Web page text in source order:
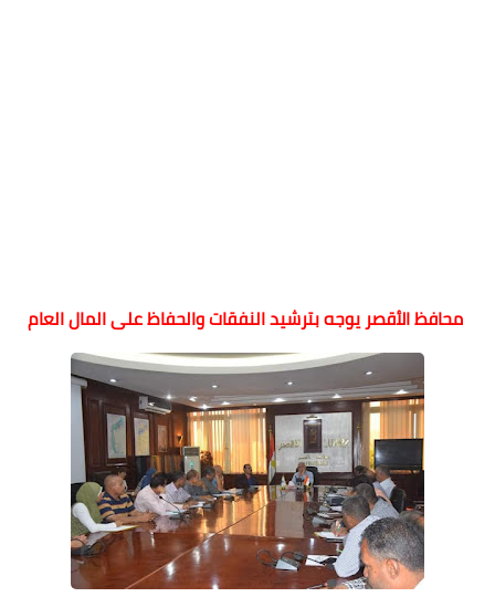
محافظ الأقصر يوجه بترشيد النفقات والحفاظ على المال العام